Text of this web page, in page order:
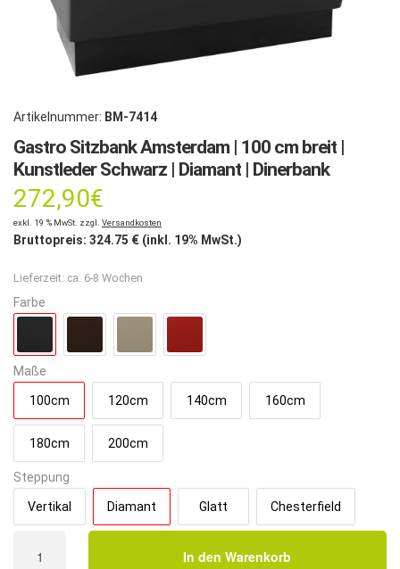
Artikelnummer: BM-7414
Gastro Sitzbank Amsterdam | 100 cm breit |
Kunstleder Schwarz | Diamant | Dinerbank
272,90€
exkl. 19 % MwSt. zzgl. Versandkosten
Bruttopreis: 324.75 € (inkl. 19% MwSt.)
Lieferzeit: ca. 6-8 Wochen
Farbe
Maße
100cm 120cm 140cm 160cm
180cm 200cm
Steppung
Vertikal Diamant Glatt Chesterfield
Sitzbank
In den Warenkorb